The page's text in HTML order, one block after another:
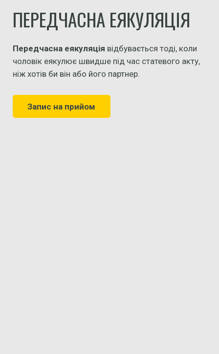
ПЕРЕДЧАСНА ЕЯКУЛЯЦІЯ
Передчасна еякуляція відбувається тоді, коли
чоловік еякулює швидше під час статевого акту,
ніж хотів би він або його партнер.
Запис на прийом